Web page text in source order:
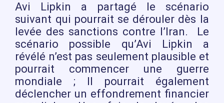
Avi Lipkin a partagé le scénario
suivant qui pourrait se dérouler dès la
levée des sanctions contre l’Iran. Le
scénario possible qu’Avi Lipkin a
révélé n’est pas seulement plausible et
pourrait commencer une guerre
mondiale ; Il pourrait également
déclencher un effondrement financier